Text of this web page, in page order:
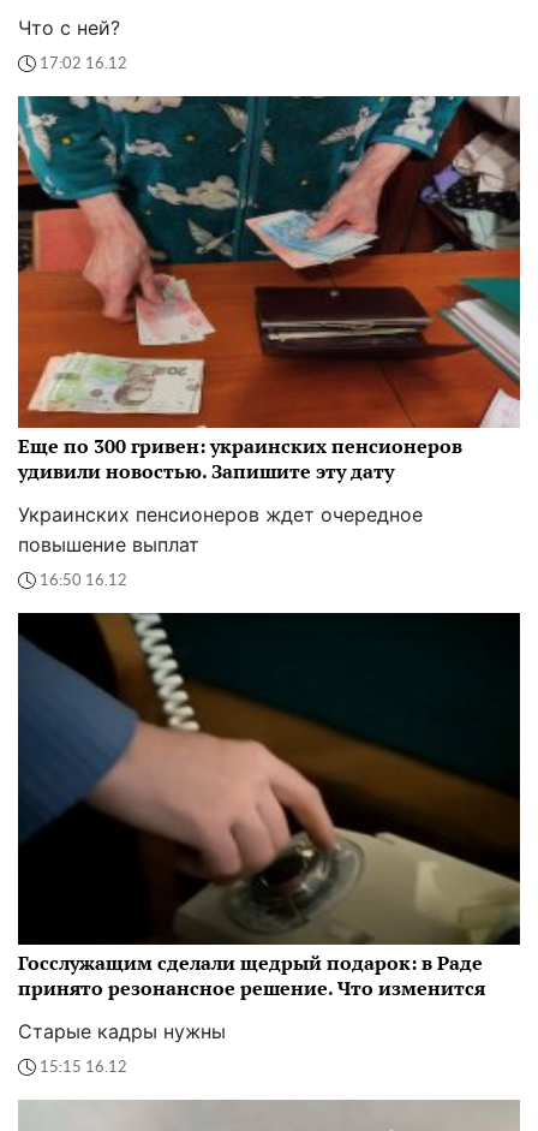
Что с ней?
17:02 16.12
Еще по 300 гривен: украинских пенсионеров
удивили новостью. Запишите эту дату
Украинских пенсионеров ждет очередное
повышение выплат
16:50 16.12
Госслужащим сделали щедрый подарок: в Раде
принято резонансное решение. Что изменится
Старые кадры нужны
15:15 16.12